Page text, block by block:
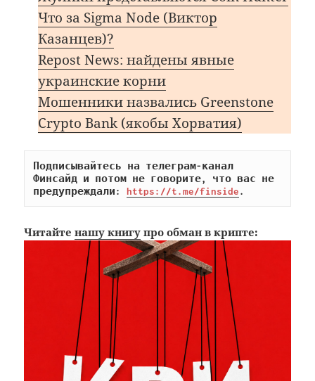
Что за Sigma Node (Виктор
Казанцев)?
Repost News: найдены явные
украинские корни
Мошенники назвались Greenstone
Сrypto Bank (якобы Хорватия)
Подписывайтесь на телеграм-канал
Финсайд и потом не говорите, что вас не
предупреждали: https://t.me/finside.
Читайтенашу книгу про обман в крипте: